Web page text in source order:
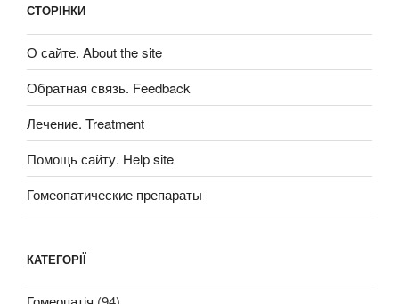
СТОРІНКИ
О сайте. About the site
Обратная связь. Feedback
Лечение. Treatment
Помощь сайту. Help site
Гомеопатические препараты
КАТЕГОРІЇ